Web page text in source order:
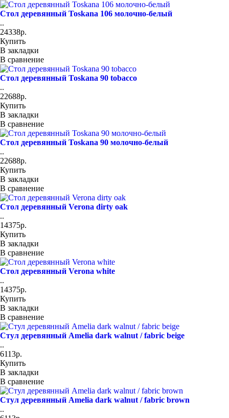
Стол деревянный Toskana 106 молочно-белый
..
24338р.
Купить
В закладки
В сравнение
Стол деревянный Toskana 90 tobacco
..
22688р.
Купить
В закладки
В сравнение
Стол деревянный Toskana 90 молочно-белый
..
22688р.
Купить
В закладки
В сравнение
Стол деревянный Verona dirty oak
..
14375р.
Купить
В закладки
В сравнение
Стол деревянный Verona white
..
14375р.
Купить
В закладки
В сравнение
Стул деревянный Amelia dark walnut / fabric beige
..
6113р.
Купить
В закладки
В сравнение
Стул деревянный Amelia dark walnut / fabric brown
..